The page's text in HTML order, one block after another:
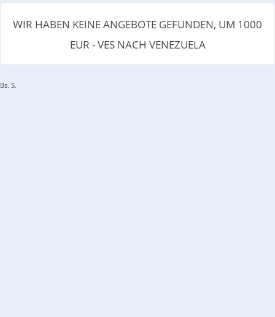
WIR HABEN KEINE ANGEBOTE GEFUNDEN, UM 1000
EUR - VES NACH VENEZUELA
Bs. S.